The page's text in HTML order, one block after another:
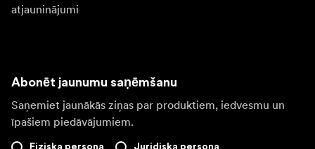
atjauninājumi
Abonēt jaunumu saņēmšanu
Saņemiet jaunākās ziņas par produktiem, iedvesmu un
īpašiem piedāvājumiem.
Fiziska persona Juridiska persona